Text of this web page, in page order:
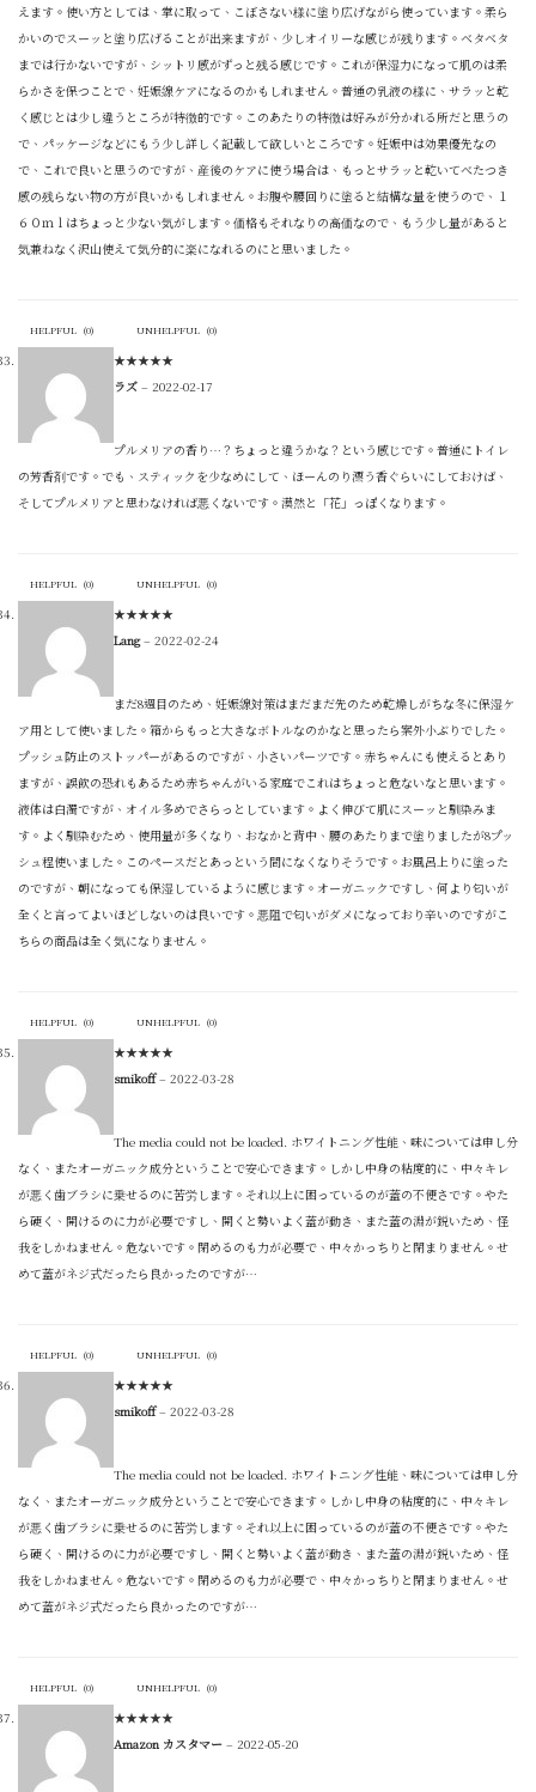
えます。使い方としては、掌に取って、こぼさない様に塗り広げながら使っています。柔ら
かいのでスーッと塗り広げることが出来ますが、少しオイリーな感じが残ります。ベタベタ
までは行かないですが、シットリ感がずっと残る感じです。これが保湿力になって肌のは柔
らかさを保つことで、妊娠線ケアになるのかもしれません。普通の乳液の様に、サラッと乾
く感じとは少し違うところが特徴的です。このあたりの特徴は好みが分かれる所だと思うの
で、パッケージなどにもう少し詳しく記載して欲しいところです。妊娠中は効果優先なの
で、これで良いと思うのですが、産後のケアに使う場合は、もっとサラッと乾いてべたつき
感の残らない物の方が良いかもしれません。お腹や腰回りに塗ると結構な量を使うので、１
６０ｍｌはちょっと少ない気がします。価格もそれなりの高価なので、もう少し量があると
気兼ねなく沢山使えて気分的に楽になれるのにと思いました。
HELPFUL (0) UNHELPFUL (0)
★★★★★
ラズ – 2022-02-17
プルメリアの香り…？ちょっと違うかな？という感じです。普通にトイレ
の芳香剤です。でも、スティックを少なめにして、ほーんのり漂う香ぐらいにしておけば、
そしてプルメリアと思わなければ悪くないです。漠然と「花」っぽくなります。
HELPFUL (0) UNHELPFUL (0)
★★★★★
Lang– 2022-02-24
まだ8週目のため、妊娠線対策はまだまだ先のため乾燥しがちな冬に保湿ケ
ア用として使いました。箱からもっと大きなボトルなのかなと思ったら案外小ぶりでした。
プッシュ防止のストッパーがあるのですが、小さいパーツです。赤ちゃんにも使えるとあり
ますが、誤飲の恐れもあるため赤ちゃんがいる家庭でこれはちょっと危ないなと思います。
液体は白濁ですが、オイル多めでさらっとしています。よく伸びて肌にスーッと馴染みま
す。よく馴染むため、使用量が多くなり、おなかと背中、腰のあたりまで塗りましたが8プッ
シュ程使いました。このペースだとあっという間になくなりそうです。お風呂上りに塗った
のですが、朝になっても保湿しているように感じます。オーガニックですし、何より匂いが
全くと言ってよいほどしないのは良いです。悪阻で匂いがダメになっており辛いのですがこ
ちらの商品は全く気になりません。
HELPFUL (0) UNHELPFUL (0)
★★★★★
smikoff– 2022-03-28
The media could not be loaded. ホワイトニング性能、味については申し分
なく、またオーガニック成分ということで安心できます。しかし中身の粘度的に、中々キレ
が悪く歯ブラシに乗せるのに苦労します。それ以上に困っているのが蓋の不便さです。やた
ら硬く、開けるのに力が必要ですし、開くと勢いよく蓋が動き、また蓋の淵が鋭いため、怪
我をしかねません。危ないです。閉めるのも力が必要で、中々かっちりと閉まりません。せ
めて蓋がネジ式だったら良かったのですが…
HELPFUL (0) UNHELPFUL (0)
★★★★★
smikoff– 2022-03-28
The media could not be loaded. ホワイトニング性能、味については申し分
なく、またオーガニック成分ということで安心できます。しかし中身の粘度的に、中々キレ
が悪く歯ブラシに乗せるのに苦労します。それ以上に困っているのが蓋の不便さです。やた
ら硬く、開けるのに力が必要ですし、開くと勢いよく蓋が動き、また蓋の淵が鋭いため、怪
我をしかねません。危ないです。閉めるのも力が必要で、中々かっちりと閉まりません。せ
めて蓋がネジ式だったら良かったのですが…
HELPFUL (0) UNHELPFUL (0)
★★★★★
Amazon カスタマー – 2022-05-20